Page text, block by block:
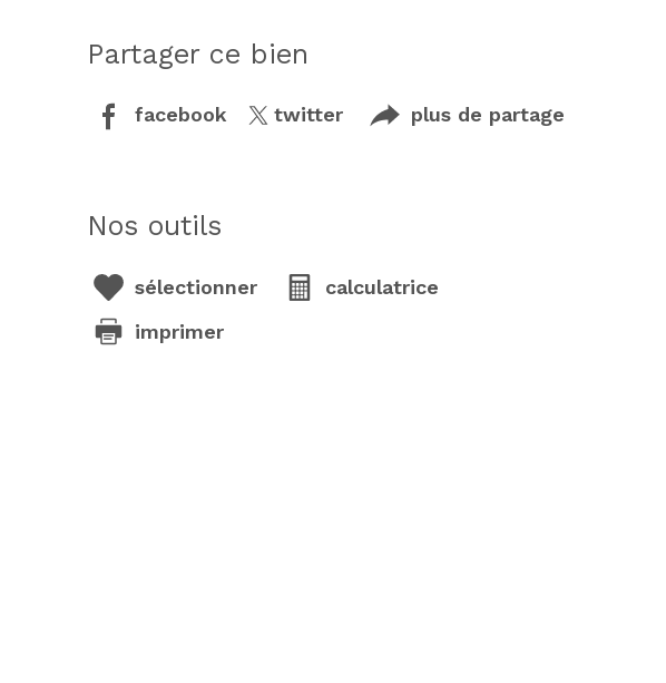
partager ce bien
facebook twitter plus de partage
nos outils
sélectionner
calculatrice
imprimer